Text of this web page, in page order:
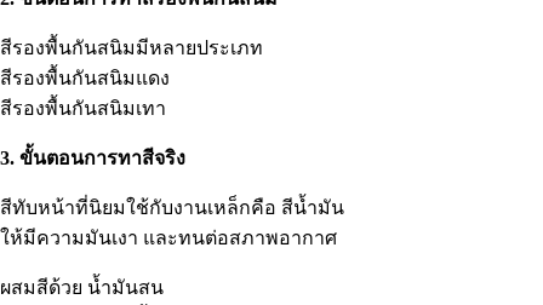
สีรองพื้นกันสนิมมีหลายประเภท
สีรองพื้นกันสนิมแดง
สีรองพื้นกันสนิมเทา
3. ขั้นตอนการทาสีจริง
สีทับหน้าที่นิยมใช้กับงานเหล็กคือ สีน้ำมัน
ให้มีความมันเงา และทนต่อสภาพอากาศ
ผสมสีด้วย น้ำมันสน